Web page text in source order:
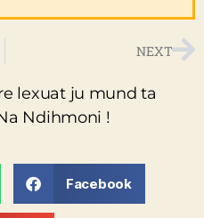
NEXT
lexuat ju mund ta
Ndihmoni !
Facebook